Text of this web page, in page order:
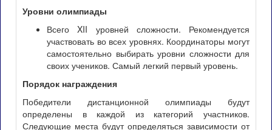
Уровни олимпиады
Всего XII уровней сложности. Рекомендуется
участвовать во всех уровнях. Координаторы могут
самостоятельно выбирать уровни сложности для
своих учеников. Самый легкий первый уровень.
Порядок награждения
Победители дистанционной олимпиады будут
определены в каждой из категорий участников.
Следующие места будут определяться зависимости от